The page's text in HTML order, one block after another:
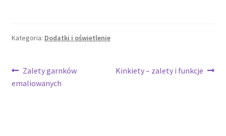
Kategoria: Dodatki i oświetlenie
Nawigacja
wpisu
Poprzedni
wpis:
Zalety garnków
emaliowanych
Następny
Kinkiety – zalety i funkcje